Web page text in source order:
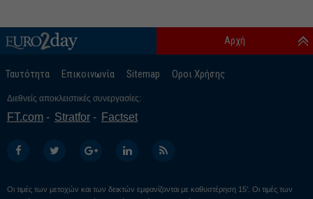
Ταυτότητα Επικοινωνία Sitemap Οροι Χρήσης
Αρχή
Διεθνείς αποκλειστικές συνεργασίες:
FT.com Stratfor Factset
Οι τιμές των μετοχών και των δεικτών εμφανίζονται με καθυστέρηση 15’. Οι τιμές των